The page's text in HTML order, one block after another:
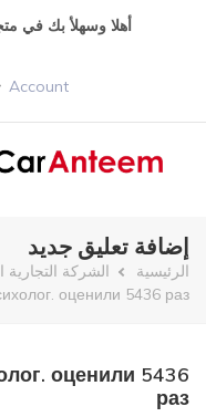
أهلا وسهلأ بك في
Account
إضافة تعليق جديد
مسار
الرئيسية
الشركة التجارية
оценили 5436 раз
оценили 5436
раз